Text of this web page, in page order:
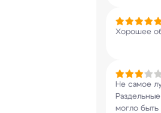
Хорошее
Не самое
могло быть